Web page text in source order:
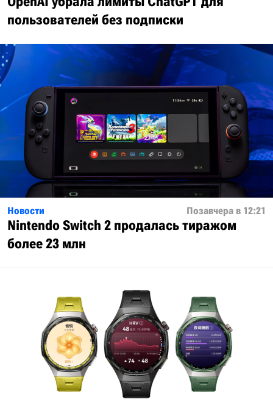
пользователей без подписки
Новости Позавчера в 12:21
Nintendo Switch 2 продалась тиражом
более 23 млн